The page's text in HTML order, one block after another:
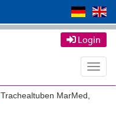
Login
Toggle
Trachealtuben MarMed,